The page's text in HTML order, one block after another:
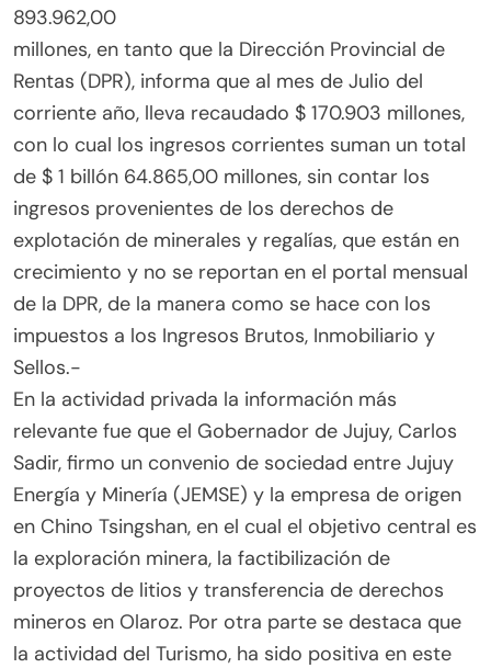
893.962,00
millones, en tanto que la Dirección Provincial de
Rentas (DPR), informa que al mes de Julio del
corriente año, lleva recaudado $ 170.903 millones,
con lo cual los ingresos corrientes suman un total
de $ 1 billón 64.865,00 millones, sin contar los
ingresos provenientes de los derechos de
explotación de minerales y regalías, que están en
crecimiento y no se reportan en el portal mensual
de la DPR, de la manera como se hace con los
impuestos a los Ingresos Brutos, Inmobiliario y
Sellos.-
En la actividad privada la información más
relevante fue que el Gobernador de Jujuy, Carlos
Sadir, firmo un convenio de sociedad entre Jujuy
Energía y Minería (JEMSE) y la empresa de origen
en Chino Tsingshan, en el cual el objetivo central es
la exploración minera, la factibilización de
proyectos de litios y transferencia de derechos
mineros en Olaroz. Por otra parte se destaca que
la actividad del Turismo, ha sido positiva en este